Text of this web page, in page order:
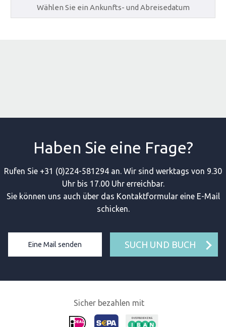
Haben Sie eine Frage?
Rufen Sie +31 (0)224-581294 an. Wir sind werktags von 9.30
Uhr bis 17.00 Uhr erreichbar.
Sie können uns auch über das Kontaktformular eine E-Mail
schicken.
Eine Mail senden SUCH UND BUCH
Sicher bezahlen mit